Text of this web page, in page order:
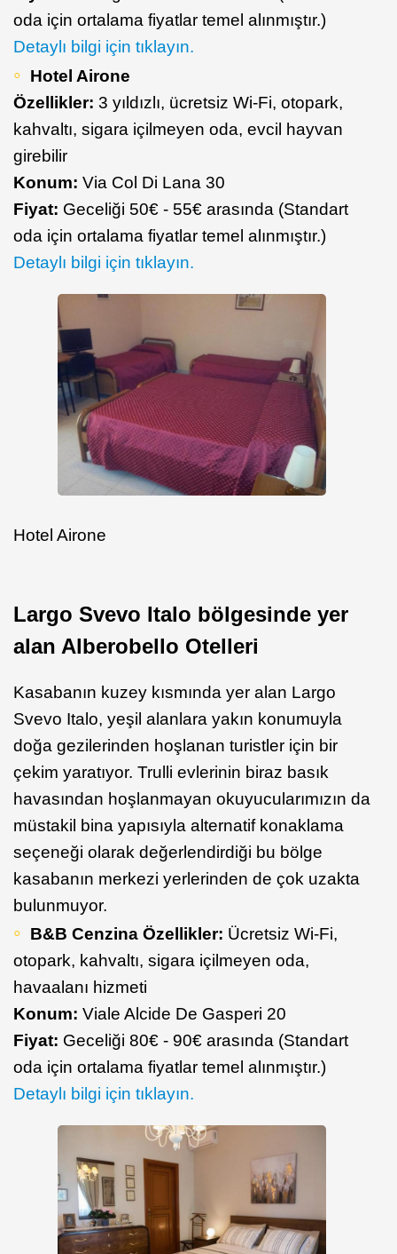
oda için ortalama fiyatlar temel alınmıştır.)
Detaylı bilgi için tıklayın.
Hotel Airone
Özellikler: 3 yıldızlı, ücretsiz Wi-Fi, otopark,
kahvaltı, sigara içilmeyen oda, evcil hayvan
girebilir
Konum: Via Col Di Lana 30
Fiyat: Geceliği 50€ - 55€ arasında (Standart
oda için ortalama fiyatlar temel alınmıştır.)
Detaylı bilgi için tıklayın.
Hotel Airone
Largo Svevo Italo bölgesinde yer
alan Alberobello Otelleri
Kasabanın kuzey kısmında yer alan Largo
Svevo Italo, yeşil alanlara yakın konumuyla
doğa gezilerinden hoşlanan turistler için bir
çekim yaratıyor. Trulli evlerinin biraz basık
havasından hoşlanmayan okuyucularımızın da
müstakil bina yapısıyla alternatif konaklama
seçeneği olarak değerlendirdiği bu bölge
kasabanın merkezi yerlerinden de çok uzakta
bulunmuyor.
B&B Cenzina Özellikler: Ücretsiz Wi-Fi,
otopark, kahvaltı, sigara içilmeyen oda,
havaalanı hizmeti
Konum: Viale Alcide De Gasperi 20
Fiyat: Geceliği 80€ - 90€ arasında (Standart
oda için ortalama fiyatlar temel alınmıştır.)
Detaylı bilgi için tıklayın.